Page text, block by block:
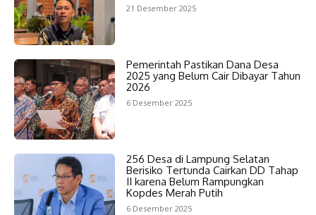
21 Desember 2025
Pemerintah Pastikan Dana Desa
2025 yang Belum Cair Dibayar Tahun
2026
6 Desember 2025
256 Desa di Lampung Selatan
Berisiko Tertunda Cairkan DD Tahap
II karena Belum Rampungkan
Kopdes Merah Putih
6 Desember 2025